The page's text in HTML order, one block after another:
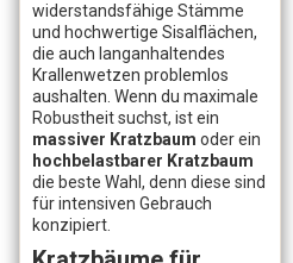
widerstandsfähige Stämme
und hochwertige Sisalflächen,
die auch langanhaltendes
Krallenwetzen problemlos
aushalten. Wenn du maximale
Robustheit suchst, ist ein
massiver Kratzbaum oder ein
hochbelastbarer Kratzbaum
die beste Wahl, denn diese sind
für intensiven Gebrauch
konzipiert.